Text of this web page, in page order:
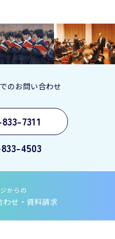
のお問い合わせ
7311
4503
からの
わせ・資料請求